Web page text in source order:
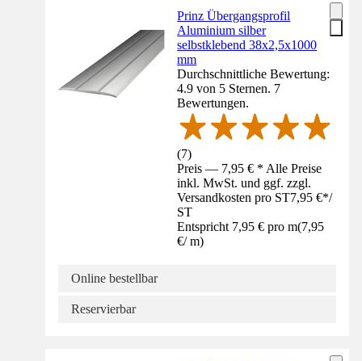
Prinz Übergangsprofil
Aluminium silber
selbstklebend 38x2,5x1000
mm
Durchschnittliche Bewertung:
4.9 von 5 Sternen. 7
Bewertungen.
(7)
Preis — 7,95 € * Alle Preise
inkl. MwSt. und ggf. zzgl.
Versandkosten pro ST7,95 €*/
ST
Entspricht 7,95 € pro m(7,95
€/ m)
Online bestellbar
Reservierbar